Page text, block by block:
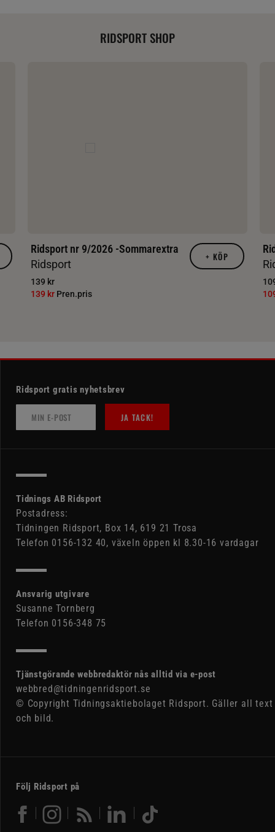
RIDSPORT SHOP
Ridsport nr 9/2026 -Sommarextra
Ridsport
139 kr
139 kr Pren.pris
+ KÖP
Ridsport gratis nyhetsbrev
JA TACK!
Tidnings AB Ridsport
Postadress:
Tidningen Ridsport, Box 14, 619 21 Trosa
Telefon 0156-132 40, växeln öppen kl 8.30-16 vardagar
Ansvarig utgivare
Susanne Tornberg
Telefon 0156-348 75
Tjänstgörande webbredaktör nås alltid via e-post
webbred@tidningenridsport.se
© Copyright Tidningsaktiebolaget Ridsport. Gäller all text
och bild.
Följ Ridsport på